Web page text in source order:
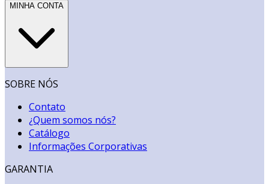
MINHA CONTA
SOBRE NÓS
Contato
¿Quem somos nós?
Catálogo
Informações Corporativas
GARANTIA